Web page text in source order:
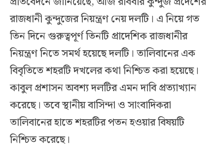
রাজধানী কুন্দুজের নিয়ন্ত্রণ নেয় দলটি। এ নিয়ে গত
তিন দিনে গুরুত্বপূর্ণ তিনটি প্রাদেশিক রাজধানীর
নিয়ন্ত্রণ নিতে সমর্থ হয়েছে দলটি। তালিবানের এক
বিবৃতিতে শহরটি দখলের কথা নিশ্চিত করা হয়েছে।
কাবুল প্রশাসন অবশ্য দলটির এমন দাবি প্রত্যাখ্যান
করেছে। তবে স্থানীয় বাসিন্দা ও সাংবাদিকরা
তালিবানের হাতে শহরটির পতন হওয়ার বিষয়টি
নিশ্চিত করেছে।